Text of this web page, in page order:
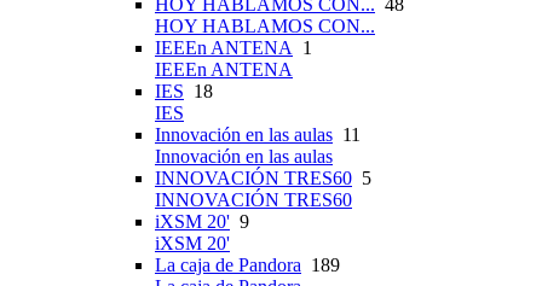
HOY HABLAMOS CON... 48
HOY HABLAMOS CON...
IEEEn ANTENA
1
IEEEn ANTENA
IES 18
IES
Innovación en las aulas 11
Innovación en las aulas
INNOVACIÓN TRES60 5
INNOVACIÓN TRES60
iXSM 20' 9
iXSM 20'
La caja de Pandora 189